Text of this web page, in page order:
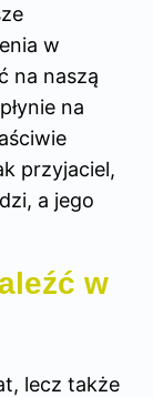
w
na naszą
na
przyjaciel,
a jego
w
lecz także